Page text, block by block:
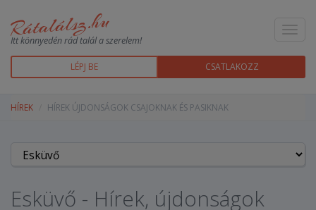
Itt könnyedén rád talál a szerelem!
LÉPJ BE CSATLAKOZZ
HÍREK HÍREK ÚJDONSÁGOK CSAJOKNAK ÉS PASIKNAK
Esküvő - Hírek, újdonságok